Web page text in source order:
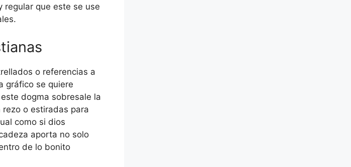
que este se use
o referencias a
gráfico se quiere
dogma sobresale la
o estiradas para
como si dios
aporta no solo
de lo bonito